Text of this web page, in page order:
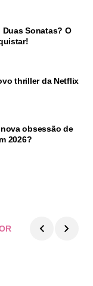
Sonatas? O
thriller da Netflix
obsessão de
2026?